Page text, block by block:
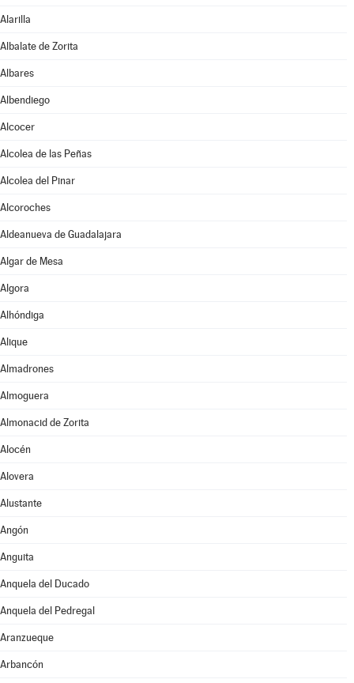
Alarilla
Albalate de Zorita
Albares
Albendiego
Alcocer
Alcolea de las Peñas
Alcolea del Pinar
Alcoroches
Aldeanueva de Guadalajara
Algar de Mesa
Algora
Alhóndiga
Alique
Almadrones
Almoguera
Almonacid de Zorita
Alocén
Alovera
Alustante
Angón
Anguita
Anquela del Ducado
Anquela del Pedregal
Aranzueque
Arbancón